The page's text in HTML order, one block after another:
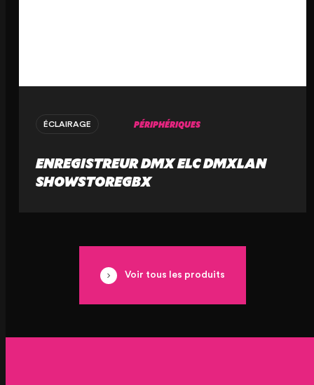
ÉCLAIRAGE PÉRIPHÉRIQUES
ENREGISTREUR DMX ELC DMXLAN
SHOWSTOREGBX
Voir tous les produits